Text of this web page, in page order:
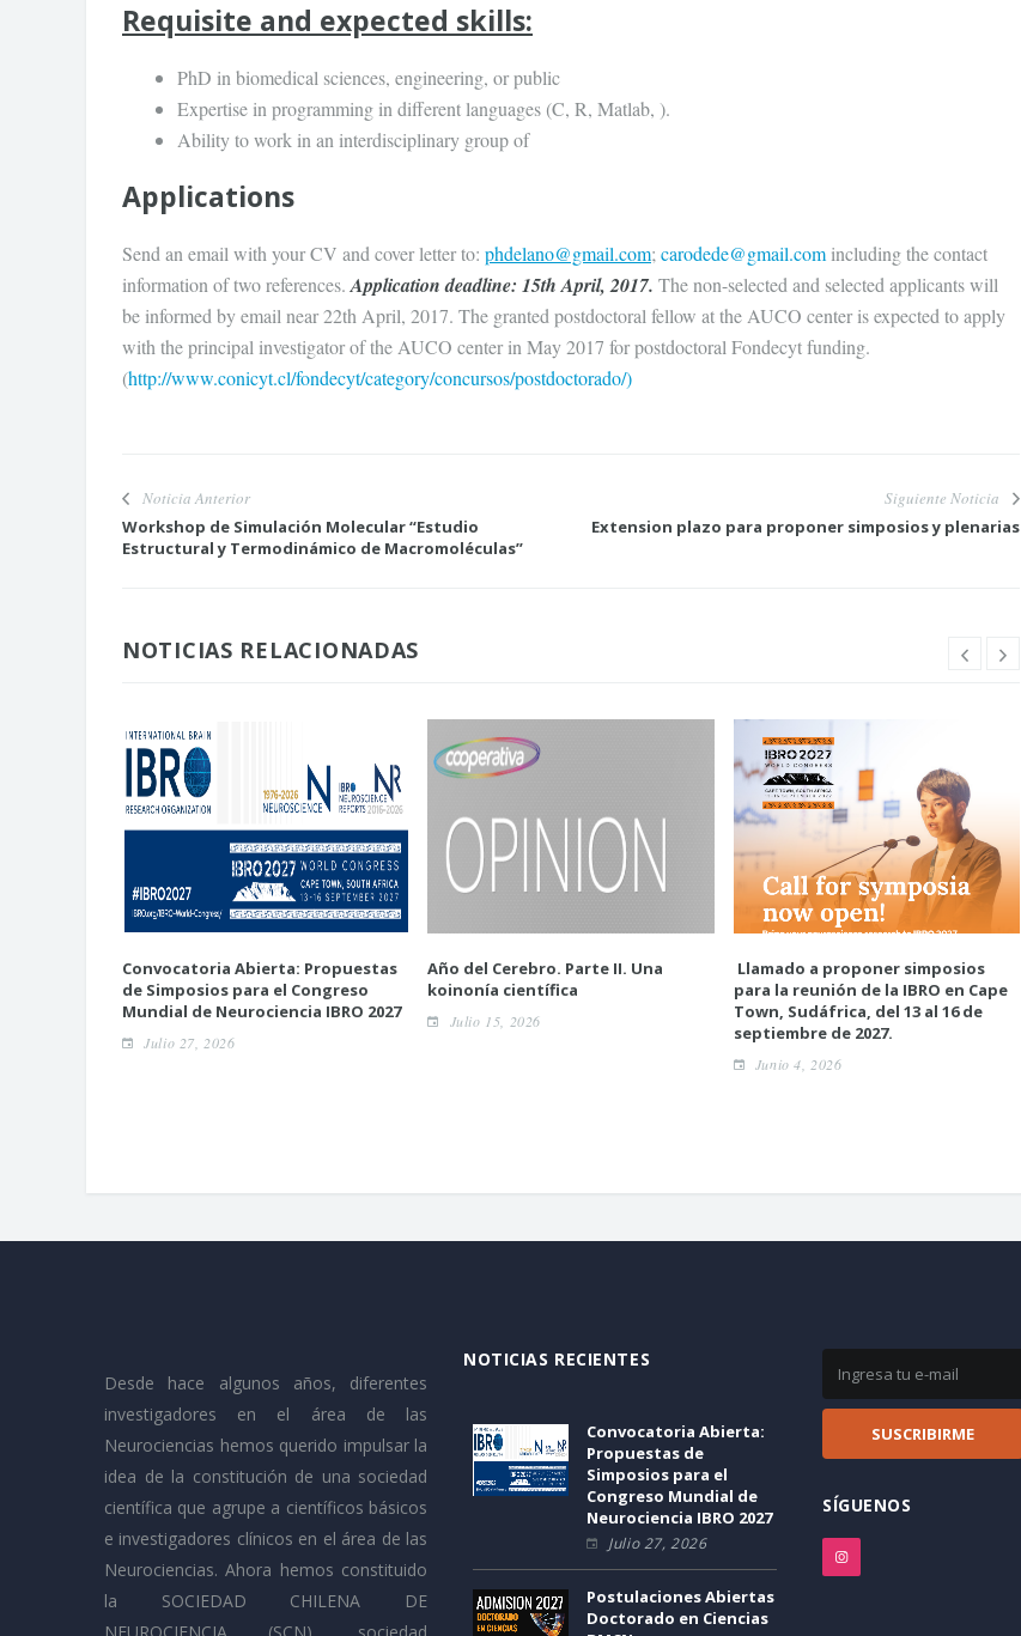
Requisite and expected skills:
PhD in biomedical sciences, engineering, or public
Expertise in programming in different languages (C, R, Matlab, ).
Ability to work in an interdisciplinary group of
Applications
Send an email with your CV and cover letter to: phdelano@gmail.com; carodede@gmail.com including the contact
information of two references. Application deadline: 15th April, 2017. The non-selected and selected applicants will
be informed by email near 22th April, 2017. The granted postdoctoral fellow at the AUCO center is expected to apply
with the principal investigator of the AUCO center in May 2017 for postdoctoral Fondecyt funding.
(http://www.conicyt.cl/fondecyt/category/concursos/postdoctorado/)
Noticia Anterior
Workshop de Simulación Molecular “Estudio
Estructural y Termodinámico de Macromoléculas”
Siguiente Noticia
Extension plazo para proponer simposios y plenarias
NOTICIAS RELACIONADAS
Convocatoria Abierta: Propuestas
de Simposios para el Congreso
Mundial de Neurociencia IBRO 2027
Julio 27, 2026
Año del Cerebro. Parte II. Una
koinonía científica
Julio 15, 2026
Llamado a proponer simposios
para la reunión de la IBRO en Cape
Town, Sudáfrica, del 13 al 16 de
septiembre de 2027.
Junio 4, 2026
Desde hace algunos años, diferentes
investigadores en el área de las
Neurociencias hemos querido impulsar la
idea de la constitución de una sociedad
científica que agrupe a científicos básicos
e investigadores clínicos en el área de las
Neurociencias. Ahora hemos constituido
la SOCIEDAD CHILENA DE
NOTICIAS RECIENTES
Convocatoria Abierta:
Propuestas de
Simposios para el
Congreso Mundial de
Neurociencia IBRO 2027
Julio 27, 2026
Postulaciones Abiertas
Doctorado en Ciencias
SÍGUENOS